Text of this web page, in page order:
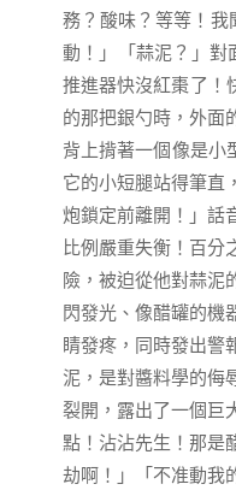
務？酸味？等等！我
動！」「蒜泥？」對
推進器快沒紅棗了！
的那把銀勺時，外面
背上揹著一個像是
它的小短腿站得筆直
炮鎖定前離開！」話
比例嚴重失衡！百分
險，被迫從他對蒜泥
閃發光、像醋罐的機
睛發疼，同時發出警
泥，是對醬料學的侮
裂開，露出了一個巨
點！沾沾先生！那是
劫啊！」「不准動我